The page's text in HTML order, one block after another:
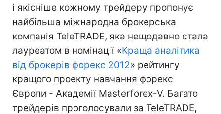
і якісніше кожному трейдеру пропонує
найбільша міжнародна брокерська
компанія TeleTRADE, яка нещодавно стала
лауреатом в номінації «Краща аналітика
від брокерів форекс 2012» рейтингу
кращого проекту навчання форекс
Європи - Академії Masterforex-V. Багато
трейдерів проголосували за TeleTRADE,